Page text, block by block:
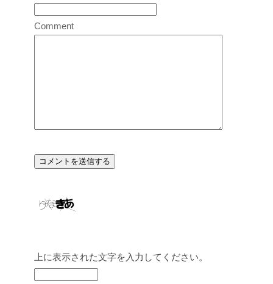
Comment
上に表示された文字を入力してください。